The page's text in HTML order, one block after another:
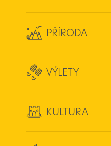
PŘÍRODA
VÝLETY
KULTURA